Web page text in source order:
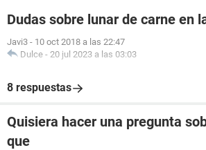
Dudas sobre lunar de carne en
Javi3 - 10 oct 2018 a las 22:47
Dulce - 20 jul 2023 a las 03:03
8 respuestas
Quisiera hacer una pregunta
que